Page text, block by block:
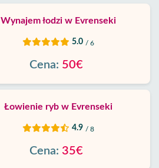
Wynajem łodzi w Evrenseki
5.0 / 6
Cena: 50€
Łowienie ryb w Evrenseki
4.9 / 8
Cena: 35€